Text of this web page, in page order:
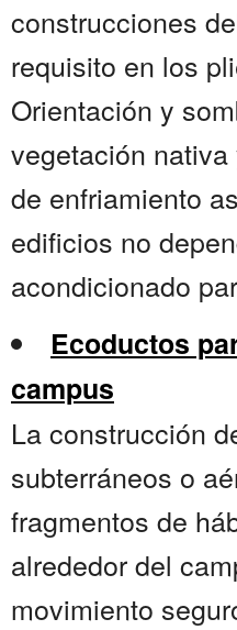
construcciones
requisito en los
Orientación y
vegetación
de enfriamiento
edificios no
acondicionado
Ecoductos
campus
La construcción
subterráneos o
fragmentos de
alrededor del
movimiento